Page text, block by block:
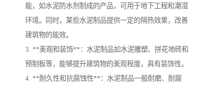
能，如水泥防水剂制成的产品，可用于地下工程和潮湿
环境。同时，某些水泥制品提供一定的隔热效果，改善
建筑物的能效。
3. **美观和装饰**：水泥制品如水泥雕塑、拼花地砖和
预制板等，能够提升建筑物的美观程度，具有装饰性。
4. **耐久性和抗腐蚀性**：水泥制品一般耐磨、耐腐